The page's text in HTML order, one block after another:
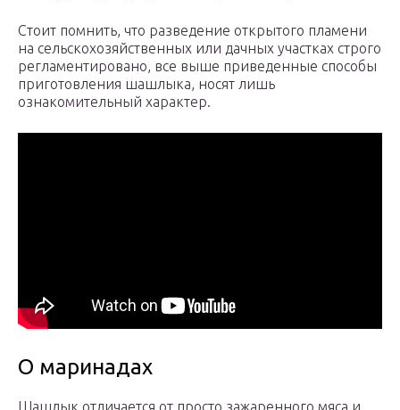
Стоит помнить, что разведение открытого пламени
на сельскохозяйственных или дачных участках строго
регламентировано, все выше приведенные способы
приготовления шашлыка, носят лишь
ознакомительный характер.
О маринадах
Шашлык отличается от просто зажаренного мяса и